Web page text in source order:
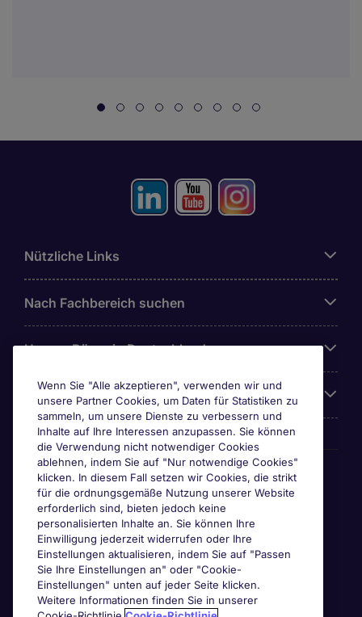
Nützliche Links
Nach Fachbereich suchen
Unsere Büros in Deutschland
Über Michael Page
Awards & Zertifizierungen
Wenn Sie "Alle akzeptieren", verwenden wir und
unsere Partner Cookies, um Daten für Statistiken zu
sammeln, um unsere Dienste zu verbessern und
Inhalte auf Ihre Interessen anzupassen. Sie können
die Verwendung nicht notwendiger Cookies
ablehnen, indem Sie auf "Nur notwendige Cookies"
klicken. In diesem Fall setzen wir Cookies, die strikt
für die ordnungsgemäße Nutzung unserer Website
erforderlich sind, bieten jedoch keine
personalisierten Inhalte an. Sie können Ihre
Einwilligung jederzeit widerrufen oder Ihre
Einstellungen aktualisieren, indem Sie auf "Passen
Sie Ihre Einstellungen an" oder "Cookie-
Einstellungen" unten auf jeder Seite klicken.
Weitere Informationen finden Sie in unserer